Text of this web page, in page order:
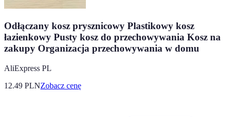
Odłączany kosz prysznicowy Plastikowy kosz
łazienkowy Pusty kosz do przechowywania Kosz na
zakupy Organizacja przechowywania w domu
AliExpress PL
12.49 PLNZobacz cenę